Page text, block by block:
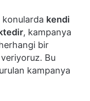
konularda kendi
, kampanya
bir
Bu
kampanya